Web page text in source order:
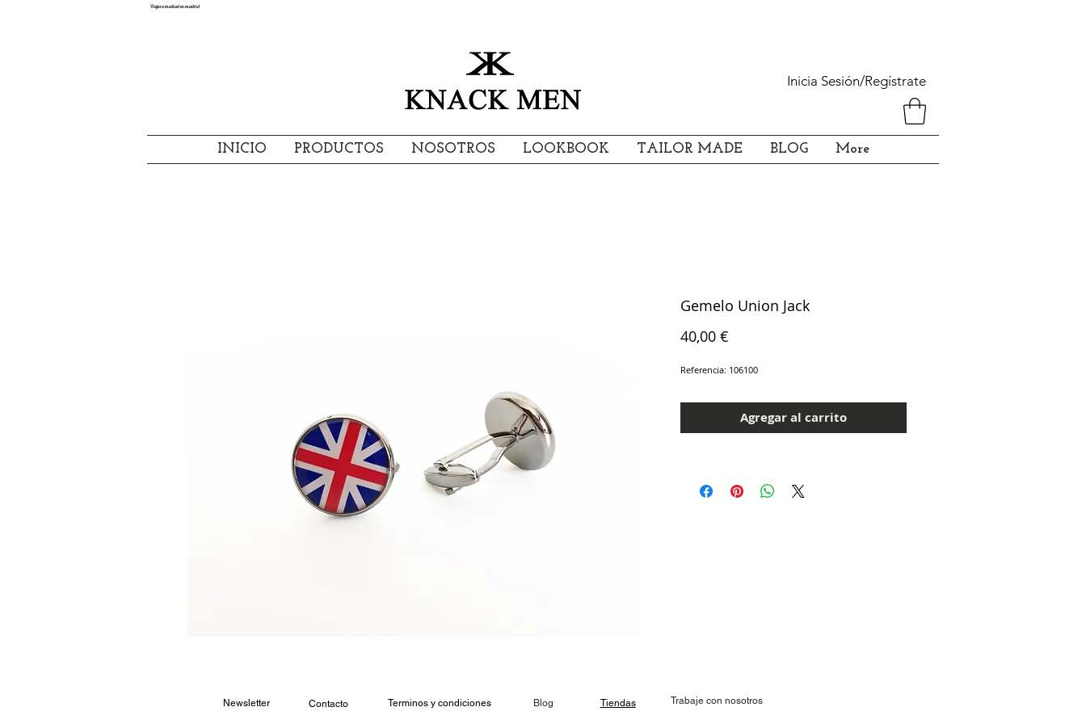
Inicia Sesión/Regístrate
INICIO PRODUCTOS NOSOTROS LOOKBOOK TAILOR MADE BLOG More
Gemelo Union Jack
40,00 €
Referencia: 106100
Agregar al carrito
Trajes a mediad en madrid
Newsletter Contacto Terminos y condiciones Blog Tiendas Trabaje con nosotros